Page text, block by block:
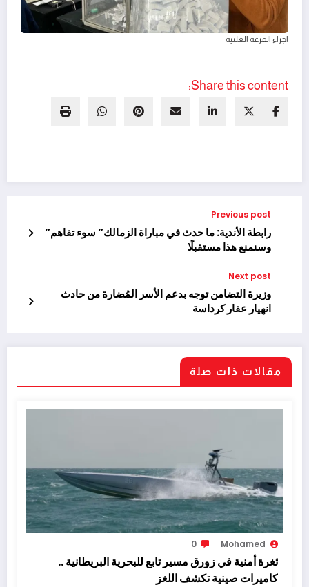
اجراء القرعة العلنية
Share this content:
Previous post
رابطة الأندية: ما حدث في مباراة الزمالك” سوء تفاهم”
وسنمنع هذا مستقبلًا
Next post
وزيرة التضامن توجه بدعم الأسر المُضارة من حادث
انهيار عقار كرداسة
مقالات ذات صلة
Mohamed
0
ثغرة أمنية في زورق مسير تابع للبحرية البريطانية ..
كاميرات صينية تكشف اللغز